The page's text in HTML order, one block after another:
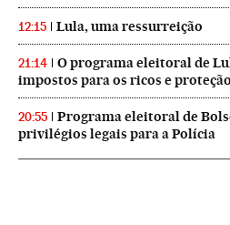
12:15 Lula, uma ressurreição
21:14
O programa eleitoral de
impostos para os ricos e
20:55
Programa eleitoral de
privilégios legais para a Polícia